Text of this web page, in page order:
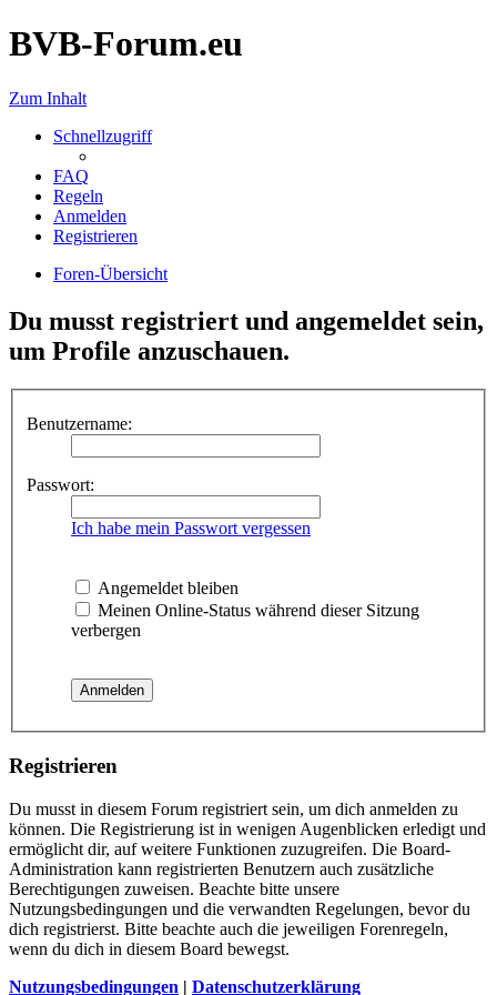
BVB-Forum.eu
Zum Inhalt
Schnellzugriff
FAQ
Regeln
Anmelden
Registrieren
Foren-Übersicht
Du musst registriert und angemeldet sein,
um Profile anzuschauen.
Benutzername:
Passwort:
Ich habe mein Passwort vergessen
Angemeldet bleiben
Meinen Online-Status während dieser Sitzung
verbergen
Registrieren
Du musst in diesem Forum registriert sein, um dich anmelden zu
können. Die Registrierung ist in wenigen Augenblicken erledigt und
ermöglicht dir, auf weitere Funktionen zuzugreifen. Die Board-
Administration kann registrierten Benutzern auch zusätzliche
Berechtigungen zuweisen. Beachte bitte unsere
Nutzungsbedingungen und die verwandten Regelungen, bevor du
dich registrierst. Bitte beachte auch die jeweiligen Forenregeln,
wenn du dich in diesem Board bewegst.
Nutzungsbedingungen | Datenschutzerklärung